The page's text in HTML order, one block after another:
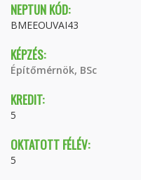
NEPTUN KÓD:
BMEEOUVAI43
KÉPZÉS:
Építőmérnök, BSc
KREDIT:
5
OKTATOTT FÉLÉV:
5